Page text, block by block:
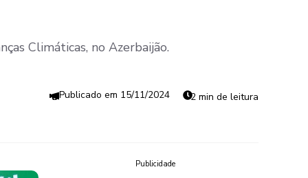
Climáticas, no Azerbaijão.
15/11/2024 2 min de leitura
Publicidade